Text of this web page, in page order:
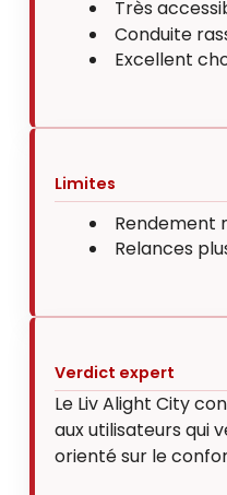
Très
Conduite
Excellent
Limites
Rendement
Relances
Verdict expert
Le Liv Alight City
aux utilisateurs qui
orienté sur le